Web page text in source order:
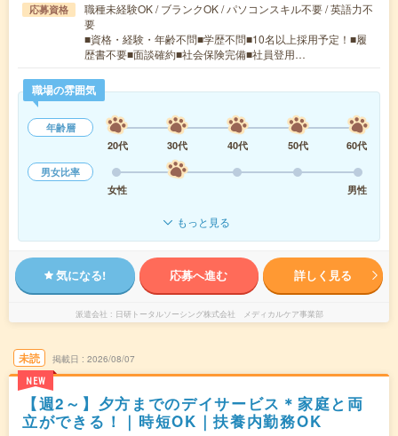
応募資格
職種未経験OK / ブランクOK / パソコンスキル不要 / 英語力不
要
■資格・経験・年齢不問■学歴不問■10名以上採用予定！■履
歴書不要■面談確約■社会保険完備■社員登用…
職場の雰囲気
年齢層
20代
30代 40代 50代
60代
男女比率
女性
男性
もっと見る
気になる! 応募へ進む 詳しく見る
派遣会社 日研トータルソーシング株式会社 メディカルケア事業部
未読
NEW
掲載日 2026/08/07
【週2～】夕方までのデイサービス＊家庭と両
立ができる！｜時短OK｜扶養内勤務OK